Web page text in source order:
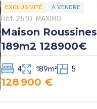
EXCLUSIVITÉ A VENDRE
Réf. 2510-MAXIMO
Maison Roussines
189m2 128900€
4 189m² 5
128 900 €